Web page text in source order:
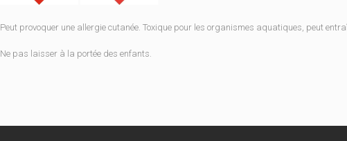
Peut provoquer une allergie cutanée. Toxique pour les organismes aquatiques, peut
Ne pas laisser à la portée des enfants.